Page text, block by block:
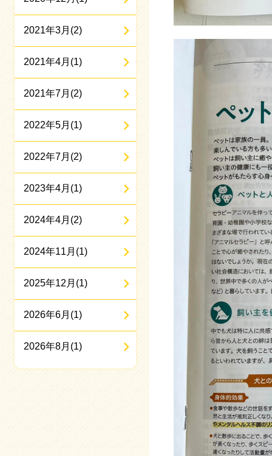
2021年3月(2)
2021年4月(1)
2021年7月(2)
2022年5月(1)
2022年7月(2)
2023年4月(1)
2024年4月(2)
2024年11月(1)
2025年12月(1)
2026年6月(1)
2026年8月(1)